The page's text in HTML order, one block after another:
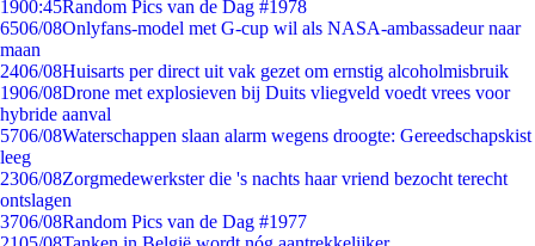
1900:45Random Pics van de Dag #1978
6506/08Onlyfans-model met G-cup wil als NASA-ambassadeur naar
maan
2406/08Huisarts per direct uit vak gezet om ernstig alcoholmisbruik
1906/08Drone met explosieven bij Duits vliegveld voedt vrees voor
hybride aanval
5706/08Waterschappen slaan alarm wegens droogte: Gereedschapskist
leeg
2306/08Zorgmedewerkster die 's nachts haar vriend bezocht terecht
ontslagen
3706/08Random Pics van de Dag #1977